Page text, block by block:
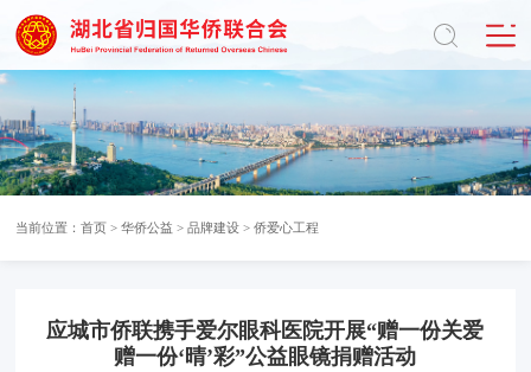
当前位置：首页 >华侨公益 >品牌建设 >侨爱心工程
应城市侨联携手爱尔眼科医院开展“赠一份关爱
赠一份‘晴’彩”公益眼镜捐赠活动